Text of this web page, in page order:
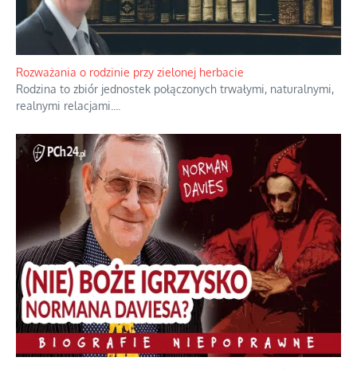
Bezobsługowe muzeum objawień w Alpach
Boże, nikt tego nie pilnuje, nic kompletnie....
Rozważania o rodzinie przy zielonej herbacie
Rodzina to zbiór jednostek połączonych trwałymi, naturalnymi,